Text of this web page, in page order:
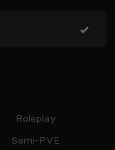
Roleplay
Semi-PVE